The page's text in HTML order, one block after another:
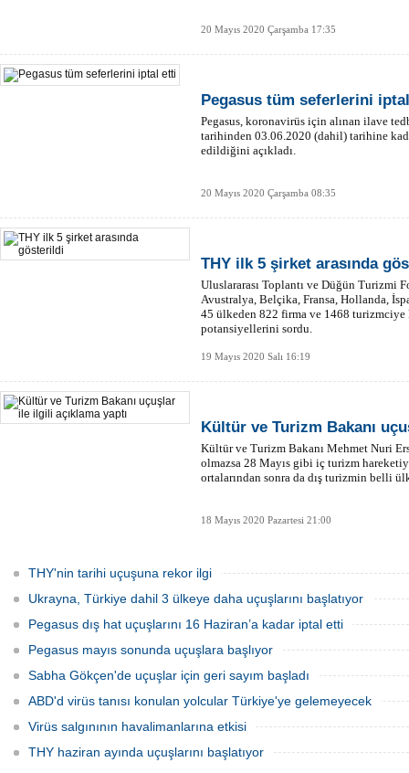
20 Mayıs 2020 Çarşamba 17:35
Pegasus tüm seferlerini
Pegasus, koronavirüs için alınan ilave
tarihinden 03.06.2020 (dahil) tarihine
edildiğini açıkladı.
20 Mayıs 2020 Çarşamba 08:35
THY ilk 5 şirket arasında
Uluslararası Toplantı ve Düğün Turizmi
Avustralya, Belçika, Fransa, Hollanda,
45 ülkeden 822 firma ve 1468
potansiyellerini sordu.
19 Mayıs 2020 Salı 16:19
Kültür ve Turizm Bakanı
Kültür ve Turizm Bakanı Mehmet Nuri
olmazsa 28 Mayıs gibi iç turizm
ortalarından sonra da dış turizmin belli
18 Mayıs 2020 Pazartesi 21:00
THY'nin tarihi uçuşuna rekor ilgi
Ukrayna, Türkiye dahil 3 ülkeye daha uçuşlarını başlatıyor
Pegasus dış hat uçuşlarını 16 Haziran’a kadar iptal etti
Pegasus mayıs sonunda uçuşlara başlıyor
Sabha Gökçen'de uçuşlar için geri sayım başladı
ABD'd virüs tanısı konulan yolcular Türkiye'ye gelemeyecek
Virüs salgınının havalimanlarına etkisi
THY haziran ayında uçuşlarını başlatıyor